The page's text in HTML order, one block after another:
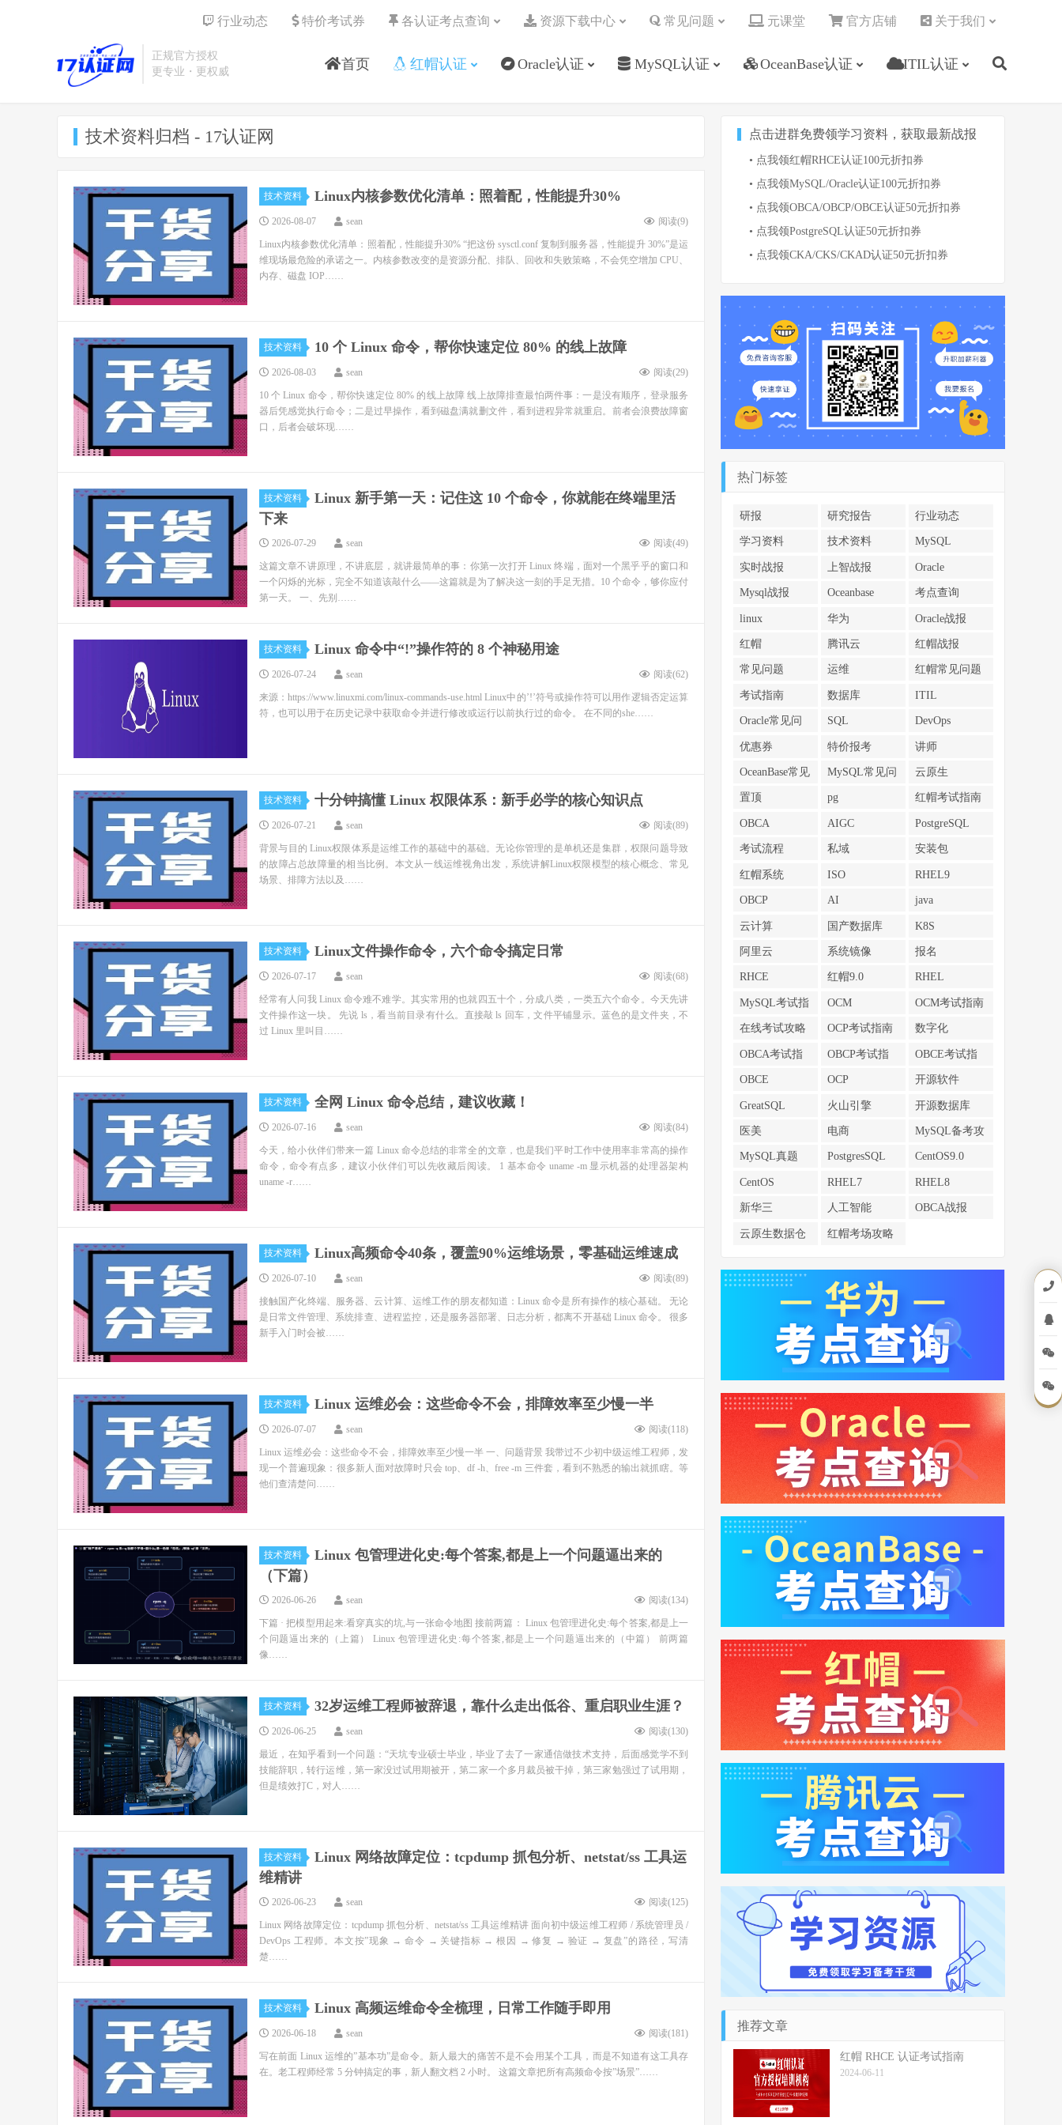
正规官方授权
更专业・更权威
首页 红帽认证 Oracle认证 MySQL认证 OceanBase认证 ITIL认证
行业动态 特价考试券 各认证考点查询 资源下载中心 常见问题 元课堂 官方店铺 关于我们
技术资料归档 - 17认证网
技术资料 Linux内核参数优化清单：照着配，性能提升30%
2026-08-07 sean 阅读(9)
Linux内核参数优化清单：照着配，性能提升30% “把这份 sysctl.conf 复制到服务器，性能提升 30%”是运
维现场最危险的承诺之一。内核参数改变的是资源分配、排队、回收和失败策略，不会凭空增加 CPU、
内存、磁盘 IOP……
技术资料 10 个 Linux 命令，帮你快速定位 80% 的线上故障
2026-08-03 sean 阅读(29)
10 个 Linux 命令，帮你快速定位 80% 的线上故障 线上故障排查最怕两件事：一是没有顺序，登录服务
器后凭感觉执行命令；二是过早操作，看到磁盘满就删文件，看到进程异常就重启。前者会浪费故障窗
口，后者会破坏现……
技术资料
Linux 新手第一天：记住这 10 个命令，你就能在终端里活
下来
2026-07-29 sean 阅读(49)
这篇文章不讲原理，不讲底层，就讲最简单的事：你第一次打开 Linux 终端，面对一个黑乎乎的窗口和
一个闪烁的光标，完全不知道该敲什么——这篇就是为了解决这一刻的手足无措。10 个命令，够你应付
第一天。 一、先别……
技术资料 Linux 命令中“!”操作符的 8 个神秘用途
2026-07-24 sean 阅读(62)
来源：https://www.linuxmi.com/linux-commands-use.html Linux中的’!’符号或操作符可以用作逻辑否定运算
符，也可以用于在历史记录中获取命令并进行修改或运行以前执行过的命令。 在不同的she……
技术资料 十分钟搞懂 Linux 权限体系：新手必学的核心知识点
2026-07-21 sean 阅读(89)
背景与目的 Linux权限体系是运维工作的基础中的基础。无论你管理的是单机还是集群，权限问题导致
的故障占总故障量的相当比例。本文从一线运维视角出发，系统讲解Linux权限模型的核心概念、常见
场景、排障方法以及……
技术资料 Linux文件操作命令，六个命令搞定日常
2026-07-17 sean 阅读(68)
经常有人问我 Linux 命令难不难学。其实常用的也就四五十个，分成八类，一类五六个命令。今天先讲
文件操作这一块。 先说 ls，看当前目录有什么。直接敲 ls 回车，文件平铺显示。蓝色的是文件夹，不
过 Linux 里叫目……
技术资料 全网 Linux 命令总结，建议收藏！
2026-07-16 sean 阅读(84)
今天，给小伙伴们带来一篇 Linux 命令总结的非常全的文章，也是我们平时工作中使用率非常高的操作
命令，命令有点多，建议小伙伴们可以先收藏后阅读。 1 基本命令 uname -m 显示机器的处理器架构
uname -r……
技术资料 Linux高频命令40条，覆盖90%运维场景，零基础运维速成
2026-07-10 sean 阅读(89)
接触国产化终端、服务器、云计算、运维工作的朋友都知道：Linux 命令是所有操作的核心基础。 无论
是日常文件管理、系统排查、进程监控，还是服务器部署、日志分析，都离不开基础 Linux 命令。 很多
新手入门时会被……
技术资料 Linux 运维必会：这些命令不会，排障效率至少慢一半
2026-07-07 sean 阅读(118)
Linux 运维必会：这些命令不会，排障效率至少慢一半 一、问题背景 我带过不少初中级运维工程师，发
现一个普遍现象：很多新人面对故障时只会 top、df -h、free -m 三件套，看到不熟悉的输出就抓瞎。等
他们查清楚问……
技术资料
Linux 包管理进化史:每个答案,都是上一个问题逼出来的
（下篇）
2026-06-26 sean 阅读(134)
下篇 · 把模型用起来:看穿真实的坑,与一张命令地图 接前两篇： Linux 包管理进化史:每个答案,都是上一
个问题逼出来的（上篇） Linux 包管理进化史:每个答案,都是上一个问题逼出来的（中篇） 前两篇
像……
技术资料 32岁运维工程师被辞退，靠什么走出低谷、重启职业生涯？
2026-06-25 sean 阅读(130)
最近，在知乎看到一个问题：“天坑专业硕士毕业，毕业了去了一家通信做技术支持，后面感觉学不到
技能辞职，转行运维，第一家没过试用期被开，第二家一个多月裁员被干掉，第三家勉强过了试用期，
但是绩效打C，对人……
技术资料
Linux 网络故障定位：tcpdump 抓包分析、netstat/ss 工具运
维精讲
2026-06-23 sean 阅读(125)
Linux 网络故障定位：tcpdump 抓包分析、netstat/ss 工具运维精讲 面向初中级运维工程师 / 系统管理员 /
DevOps 工程师。本文按”现象 → 命令 → 关键指标 → 根因 → 修复 → 验证 → 复盘”的路径，写清
楚……
技术资料 Linux 高频运维命令全梳理，日常工作随手即用
2026-06-18 sean 阅读(181)
写在前面 Linux 运维的”基本功”是命令。新人最大的痛苦不是不会用某个工具，而是不知道有这工具存
在。老工程师经常 5 分钟搞定的事，新人翻文档 2 小时。 这篇文章把所有高频命令按”场景”……
点击进群免费领学习资料，获取最新战报
• 点我领红帽RHCE认证100元折扣券
• 点我领MySQL/Oracle认证100元折扣券
• 点我领OBCA/OBCP/OBCE认证50元折扣券
• 点我领PostgreSQL认证50元折扣券
• 点我领CKA/CKS/CKAD认证50元折扣券
热门标签
研报 研究报告 行业动态
学习资料 技术资料 MySQL
实时战报 上智战报 Oracle
Mysql战报 Oceanbase 考点查询
linux 华为 Oracle战报
红帽 腾讯云 红帽战报
常见问题 运维 红帽常见问题
考试指南 数据库 ITIL
Oracle常见问
题
SQL DevOps
优惠券 特价报考 讲师
OceanBase常见
问题
MySQL常见问
题
云原生
置顶 pg 红帽考试指南
OBCA AIGC PostgreSQL
考试流程 私域 安装包
红帽系统 ISO RHEL9
OBCP AI java
云计算 国产数据库 K8S
阿里云 系统镜像 报名
RHCE 红帽9.0 RHEL
MySQL考试指
南
OCM OCM考试指南
在线考试攻略 OCP考试指南 数字化
OBCA考试指
南
OBCP考试指
南
OBCE考试指
南
OBCE OCP 开源软件
GreatSQL 火山引擎 开源数据库
医美 电商
MySQL备考攻
略
MySQL真题 PostgresSQL CentOS9.0
CentOS RHEL7 RHEL8
新华三 人工智能 OBCA战报
云原生数据仓
红帽考场攻略
推荐文章
红帽 RHCE 认证考试指南
2024-06-11